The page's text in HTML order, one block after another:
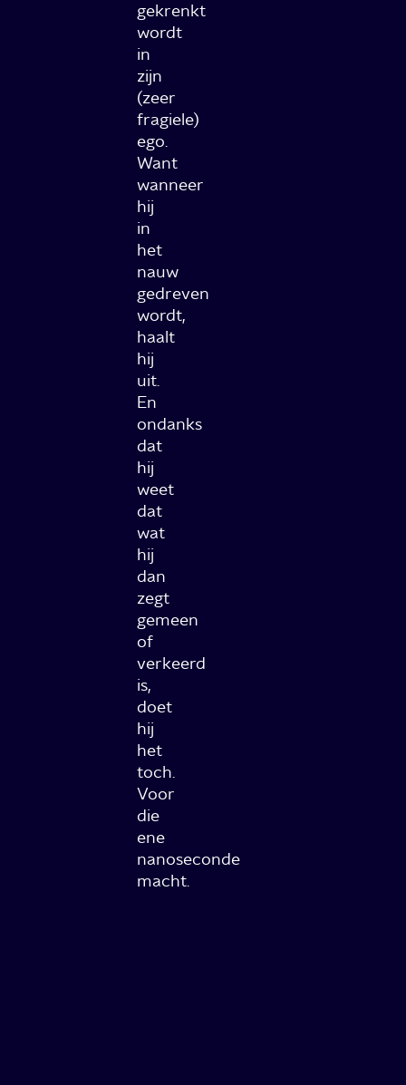
gekrenkt
wordt
in
zijn
(zeer
fragiele)
ego.
Want
wanneer
hij
in
het
nauw
gedreven
wordt,
haalt
hij
uit.
En
ondanks
dat
hij
weet
dat
wat
hij
dan
zegt
gemeen
of
verkeerd
is,
doet
hij
het
toch.
Voor
die
ene
nanoseconde
macht.